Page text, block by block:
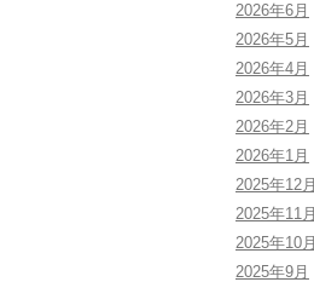
2026年6月
2026年5月
2026年4月
2026年3月
2026年2月
2026年1月
2025年12月
2025年11月
2025年10月
2025年9月